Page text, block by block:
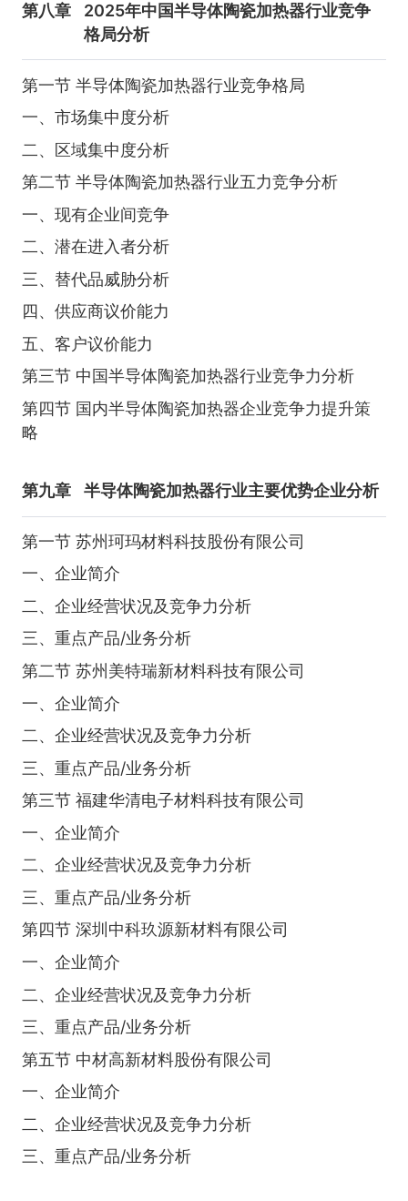
第八章
2025年中国半导体陶瓷加热器行业竞争
格局分析
第一节 半导体陶瓷加热器行业竞争格局
一、市场集中度分析
二、区域集中度分析
第二节 半导体陶瓷加热器行业五力竞争分析
一、现有企业间竞争
二、潜在进入者分析
三、替代品威胁分析
四、供应商议价能力
五、客户议价能力
第三节 中国半导体陶瓷加热器行业竞争力分析
第四节 国内半导体陶瓷加热器企业竞争力提升策
略
第九章 半导体陶瓷加热器行业主要优势企业分析
第一节 苏州珂玛材料科技股份有限公司
一、企业简介
二、企业经营状况及竞争力分析
三、重点产品/业务分析
第二节 苏州美特瑞新材料科技有限公司
一、企业简介
二、企业经营状况及竞争力分析
三、重点产品/业务分析
第三节 福建华清电子材料科技有限公司
一、企业简介
二、企业经营状况及竞争力分析
三、重点产品/业务分析
第四节 深圳中科玖源新材料有限公司
一、企业简介
二、企业经营状况及竞争力分析
三、重点产品/业务分析
第五节 中材高新材料股份有限公司
一、企业简介
二、企业经营状况及竞争力分析
三、重点产品/业务分析